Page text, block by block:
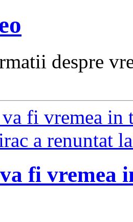
despre
fi vremea in
a renuntat
fi vremea